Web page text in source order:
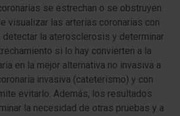
se estrechan o se obstruyen.
visualizar las arterias coronarias con
detectar la aterosclerosis y determinar
si lo hay convierten a la
en la mejor alternativa no invasiva a
invasiva (cateterismo) y con
evitarlo. Además, los resultados
la necesidad de otras pruebas y a